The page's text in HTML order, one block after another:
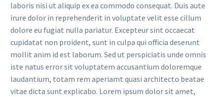
laboris nisi ut aliquip ex ea commodo consequat. Duis aute
irure dolor in reprehenderit in voluptate velit esse cillum
dolore eu fugiat nulla pariatur. Excepteur sint occaecat
cupidatat non proident, sunt in culpa qui officia deserunt
mollit anim id est laborum. Sed ut perspiciatis unde omnis
iste natus error sit voluptatem accusantium doloremque
laudantium, totam rem aperiamt quasi architecto beatae
vitae dicta sunt explicabo. Lorem ipsum dolor sit amet,